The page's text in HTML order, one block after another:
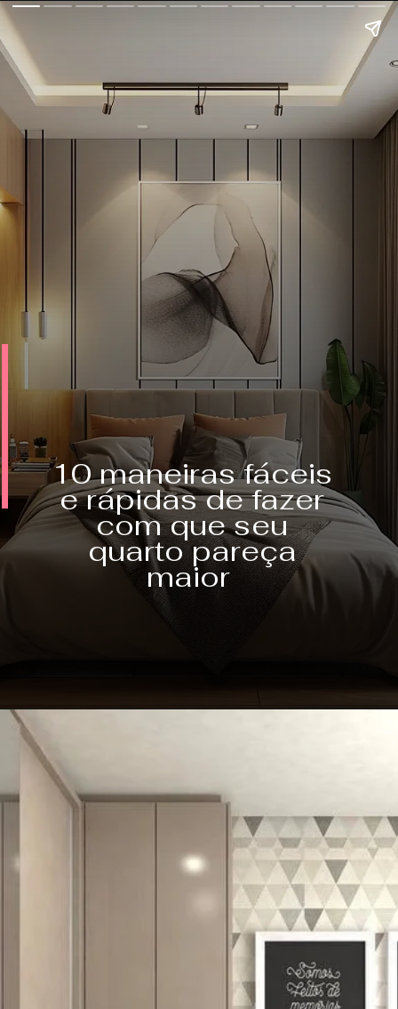
10 maneiras fáceis
e rápidas de fazer
com que seu
quarto pareça
maior